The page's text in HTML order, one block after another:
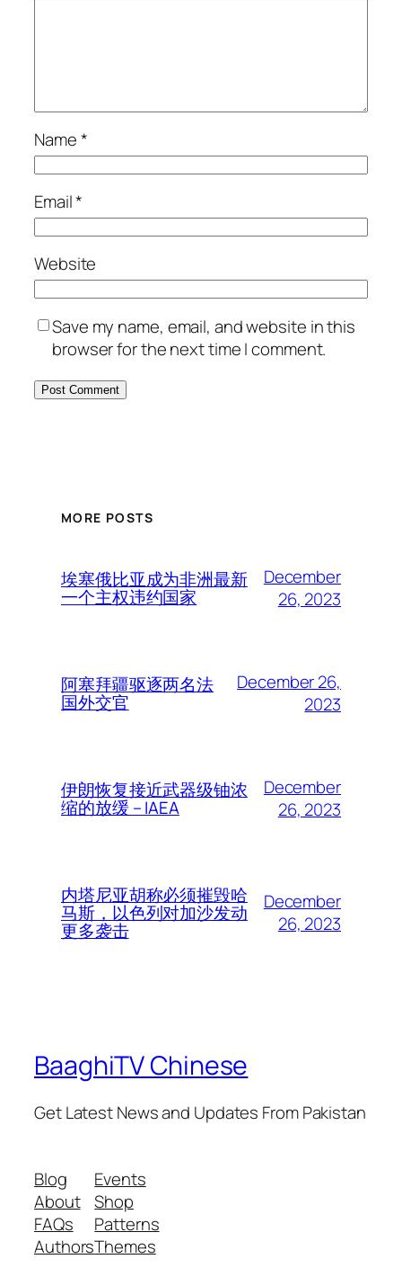
Name*
Email*
Website
Save my name, email, and website in this
browser for the next time I comment.
MORE POSTS
埃塞俄比亚成为非洲最新
一个主权违约国家
December
26, 2023
阿塞拜疆驱逐两名法
国外交官
December 26,
2023
伊朗恢复接近武器级铀浓
缩的放缓 – IAEA
December
26, 2023
内塔尼亚胡称必须摧毁哈
马斯，以色列对加沙发动
更多袭击
December
26, 2023
BaaghiTV Chinese
Get Latest News and Updates From Pakistan
Blog
About
FAQs
Authors
Events
Shop
Patterns
Themes